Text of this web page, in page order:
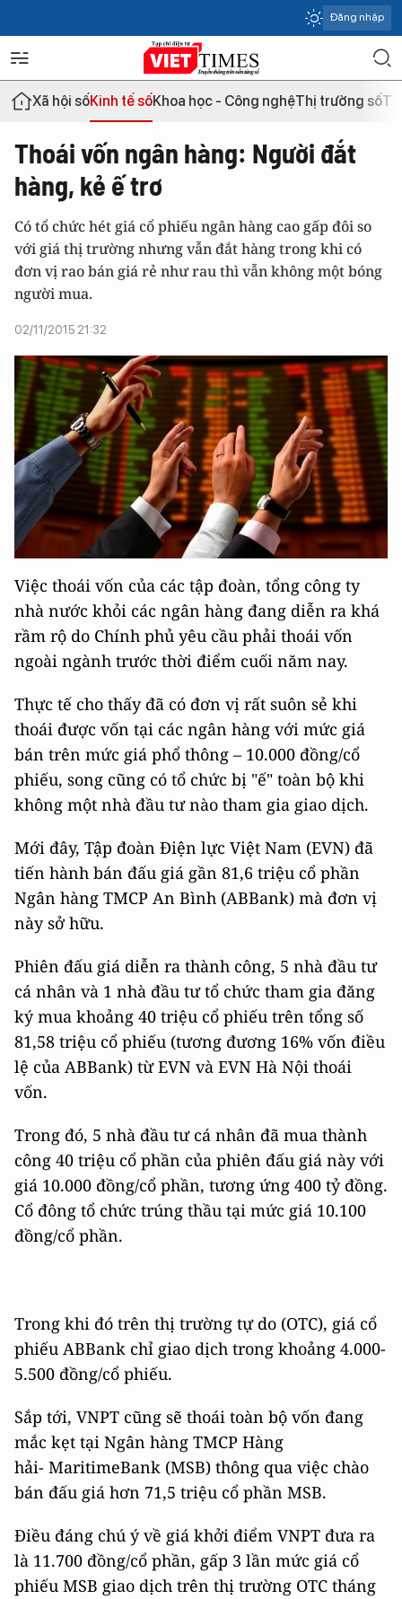
Đăng nhập
Xã hội sốKinh tế sốKhoa học - Công nghệThị trường số
Thoái vốn ngân hàng: Người đắt
hàng, kẻ ế trơ
Có tổ chức hét giá cổ phiếu ngân hàng cao gấp đôi so
với giá thị trường nhưng vẫn đắt hàng trong khi có
đơn vị rao bán giá rẻ như rau thì vẫn không một bóng
người mua.
02/11/2015 21:32
Việc thoái vốn của các tập đoàn, tổng công ty
nhà nước khỏi các ngân hàng đang diễn ra khá
rầm rộ do Chính phủ yêu cầu phải thoái vốn
ngoài ngành trước thời điểm cuối năm nay.
Thực tế cho thấy đã có đơn vị rất suôn sẻ khi
thoái được vốn tại các ngân hàng với mức giá
bán trên mức giá phổ thông – 10.000 đồng/cổ
phiếu, song cũng có tổ chức bị "ế" toàn bộ khi
không một nhà đầu tư nào tham gia giao dịch.
Mới đây, Tập đoàn Điện lực Việt Nam (EVN) đã
tiến hành bán đấu giá gần 81,6 triệu cổ phần
Ngân hàng TMCP An Bình (ABBank) mà đơn vị
này sở hữu.
Phiên đấu giá diễn ra thành công, 5 nhà đầu tư
cá nhân và 1 nhà đầu tư tổ chức tham gia đăng
ký mua khoảng 40 triệu cổ phiếu trên tổng số
81,58 triệu cổ phiếu (tương đương 16% vốn điều
lệ của ABBank) từ EVN và EVN Hà Nội thoái
vốn.
Trong đó, 5 nhà đầu tư cá nhân đã mua thành
công 40 triệu cổ phần của phiên đấu giá này với
giá 10.000 đồng/cổ phần, tương ứng 400 tỷ đồng.
Cổ đông tổ chức trúng thầu tại mức giá 10.100
đồng/cổ phần.
Trong khi đó trên thị trường tự do (OTC), giá cổ
phiếu ABBank chỉ giao dịch trong khoảng 4.000-
5.500 đồng/cổ phiếu.
Sắp tới, VNPT cũng sẽ thoái toàn bộ vốn đang
mắc kẹt tại Ngân hàng TMCP Hàng
hải- MaritimeBank (MSB) thông qua việc chào
bán đấu giá hơn 71,5 triệu cổ phần MSB.
Điều đáng chú ý về giá khởi điểm VNPT đưa ra
là 11.700 đồng/cổ phần, gấp 3 lần mức giá cổ
phiếu MSB giao dịch trên thị trường OTC tháng